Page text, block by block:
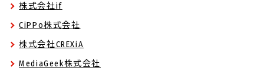
株式会社if
CiPPo株式会社
株式会社CREXiA
MediaGeek株式会社